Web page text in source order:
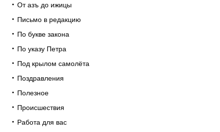
От азъ до ижицы
Письмо в редакцию
По букве закона
По указу Петра
Под крылом самолёта
Поздравления
Полезное
Происшествия
Работа для вас